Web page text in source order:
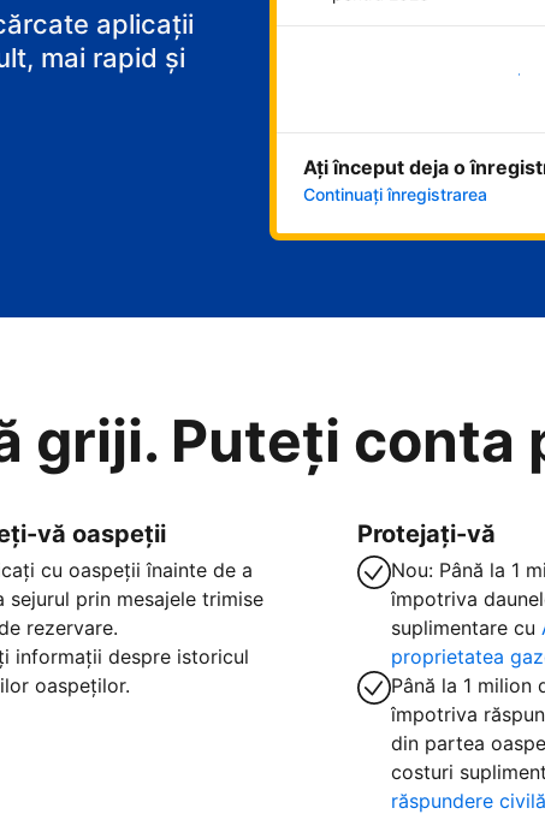
aplicații
mai rapid și
Începeți acum
Ați început deja o
Continuați înregistrarea
griji. Puteți conta
vă oaspeții
cu oaspeții înainte de a
sejurul prin mesajele trimise
rezervare.
informații despre istoricul
oaspeților.
Protejați-vă
Nou: Până la 1
împotriva
suplimentare cu
proprietatea
Până la 1
împotriva
din partea
costuri
răspundere